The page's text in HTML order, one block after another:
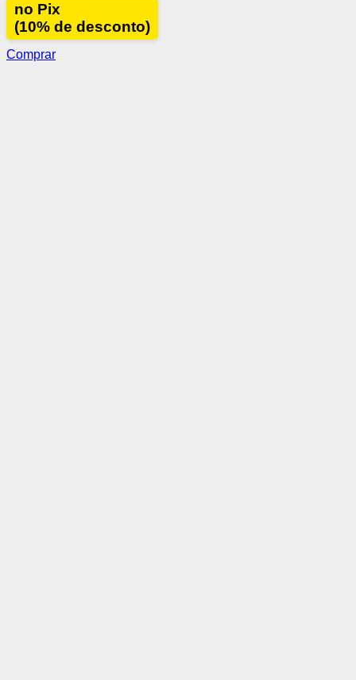
no Pix
(10% de desconto)
Comprar